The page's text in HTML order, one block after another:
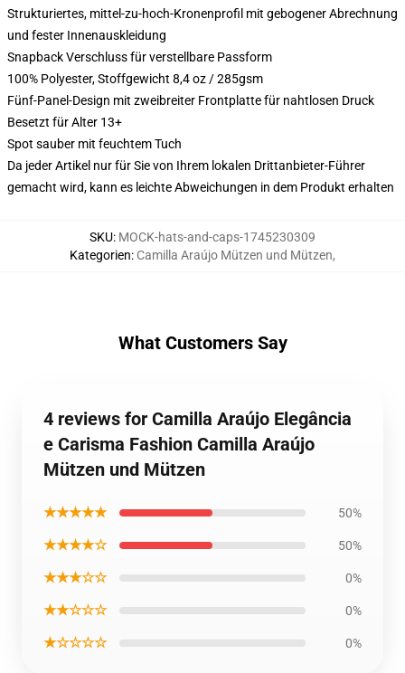
Strukturiertes, mittel-zu-hoch-Kronenprofil mit gebogener Abrechnung
und fester Innenauskleidung
Snapback Verschluss für verstellbare Passform
100% Polyester, Stoffgewicht 8,4 oz / 285gsm
Fünf-Panel-Design mit zweibreiter Frontplatte für nahtlosen Druck
Besetzt für Alter 13+
Spot sauber mit feuchtem Tuch
Da jeder Artikel nur für Sie von Ihrem lokalen Drittanbieter-Führer
gemacht wird, kann es leichte Abweichungen in dem Produkt erhalten
SKU: MOCK-hats-and-caps-1745230309
Kategorien: Camilla Araújo Mützen und Mützen,
What Customers Say
4 reviews for Camilla Araújo Elegância
e Carisma Fashion Camilla Araújo
Mützen und Mützen
★★★★★ 50%
★★★★☆ 50%
★★★☆☆ 0%
★★☆☆☆ 0%
★☆☆☆☆ 0%